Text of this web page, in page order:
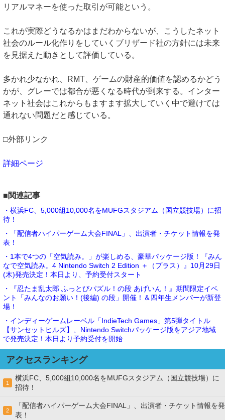
リアルマネーを使った取引が可能という。
これが実際どうなるかはまだわからないが、こうしたネット
社会のルール化作りをしていくブリザード社の方針には未来
を見据えた動きとして評価している。
多かれ少なかれ、RMT、ゲームの財産的価値を認めるかどう
かが、グレーでは都合が悪くなる時代が到来する。インター
ネット社会はこれからもますます拡大していく中で避けては
通れない問題だと感じている。
□外部リンク
詳細ページ
■関連記事
・横浜FC、5,000組10,000名をMUFGスタジアム（国立競技場）に招
待！
・「配信者ハイパーゲーム大会FINAL」、出演者・チケット情報を発
表！
・1本で4つの「空気読み。」が楽しめる、豪華パッケージ版！『みん
なで空気読み。4 Nintendo Switch 2 Edition ＋（プラス）』10月29日
(木)発売決定！本日より、予約受付スタート
・『忍たま乱太郎 ふっとびパズル！の段 あげいん！』期間限定イベ
ント「みんなのお願い！(後編) の段」開催！＆四年生メンバーが新登
場！
・インディーゲームレーベル「IndieTech Games」第5弾タイトル
【サンセットヒルズ】、Nintendo Switchパッケージ版をアジア地域
で発売決定！本日より予約受付を開始
アクセスランキング
1
横浜FC、5,000組10,000名をMUFGスタジアム（国立競技場）に
招待！
2
「配信者ハイパーゲーム大会FINAL」、出演者・チケット情報を発
表！